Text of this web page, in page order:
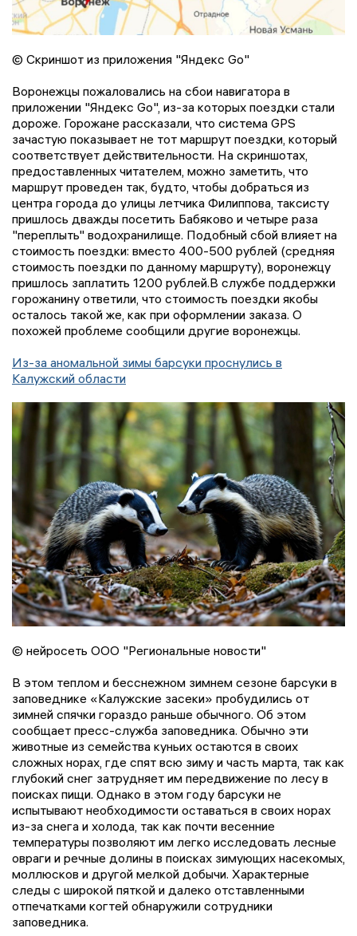
© Cкриншот из приложения "Яндекс Go"
Воронежцы пожаловались на сбои навигатора в
приложении "Яндекс Go", из-за которых поездки стали
дороже. Горожане рассказали, что система GPS
зачастую показывает не тот маршрут поездки, который
соответствует действительности. На скриншотах,
предоставленных читателем, можно заметить, что
маршрут проведен так, будто, чтобы добраться из
центра города до улицы летчика Филиппова, таксисту
пришлось дважды посетить Бабяково и четыре раза
"переплыть" водохранилище. Подобный сбой влияет на
стоимость поездки: вместо 400-500 рублей (средняя
стоимость поездки по данному маршруту), воронежцу
пришлось заплатить 1200 рублей.В службе поддержки
горожанину ответили, что стоимость поездки якобы
осталось такой же, как при оформлении заказа. О
похожей проблеме сообщили другие воронежцы.
Из-за аномальной зимы барсуки проснулись в
Калужский области
© нейросеть ООО "Региональные новости"
В этом теплом и бесснежном зимнем сезоне барсуки в
заповеднике «Калужские засеки» пробудились от
зимней спячки гораздо раньше обычного. Об этом
сообщает пресс-служба заповедника. Обычно эти
животные из семейства куньих остаются в своих
сложных норах, где спят всю зиму и часть марта, так как
глубокий снег затрудняет им передвижение по лесу в
поисках пищи. Однако в этом году барсуки не
испытывают необходимости оставаться в своих норах
из-за снега и холода, так как почти весенние
температуры позволяют им легко исследовать лесные
овраги и речные долины в поисках зимующих насекомых,
моллюсков и другой мелкой добычи. Характерные
следы с широкой пяткой и далеко отставленными
отпечатками когтей обнаружили сотрудники
заповедника.